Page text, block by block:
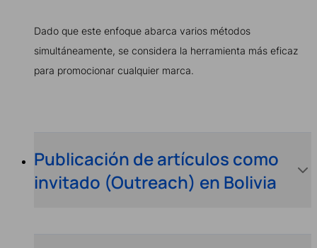
Dado que este enfoque abarca varios métodos
simultáneamente, se considera la herramienta más eficaz
para promocionar cualquier marca.
Publicación de artículos como
invitado (Outreach) en Bolivia